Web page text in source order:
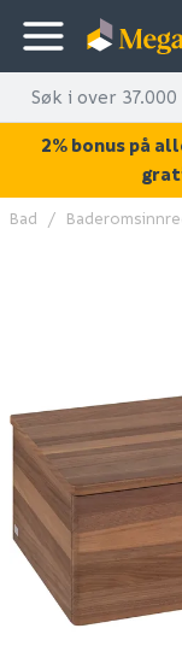
KAN
V&b antao
1 skuff glatt
1000x190x500
m/kranhull m/
eik/valnøtt
Bad
2% bonus på